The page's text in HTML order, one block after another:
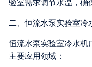
验室需求调节水温，确
二、恒流水泵实验室冷
恒流水泵实验室冷水机
主要应用领域：